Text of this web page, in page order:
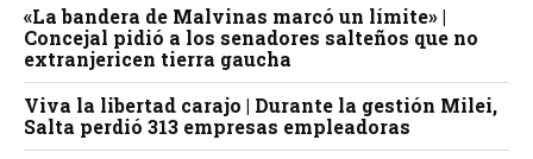
«La bandera de Malvinas marcó un límite» |
Concejal pidió a los senadores salteños que no
extranjericen tierra gaucha
Viva la libertad carajo | Durante la gestión Milei,
Salta perdió 313 empresas empleadoras